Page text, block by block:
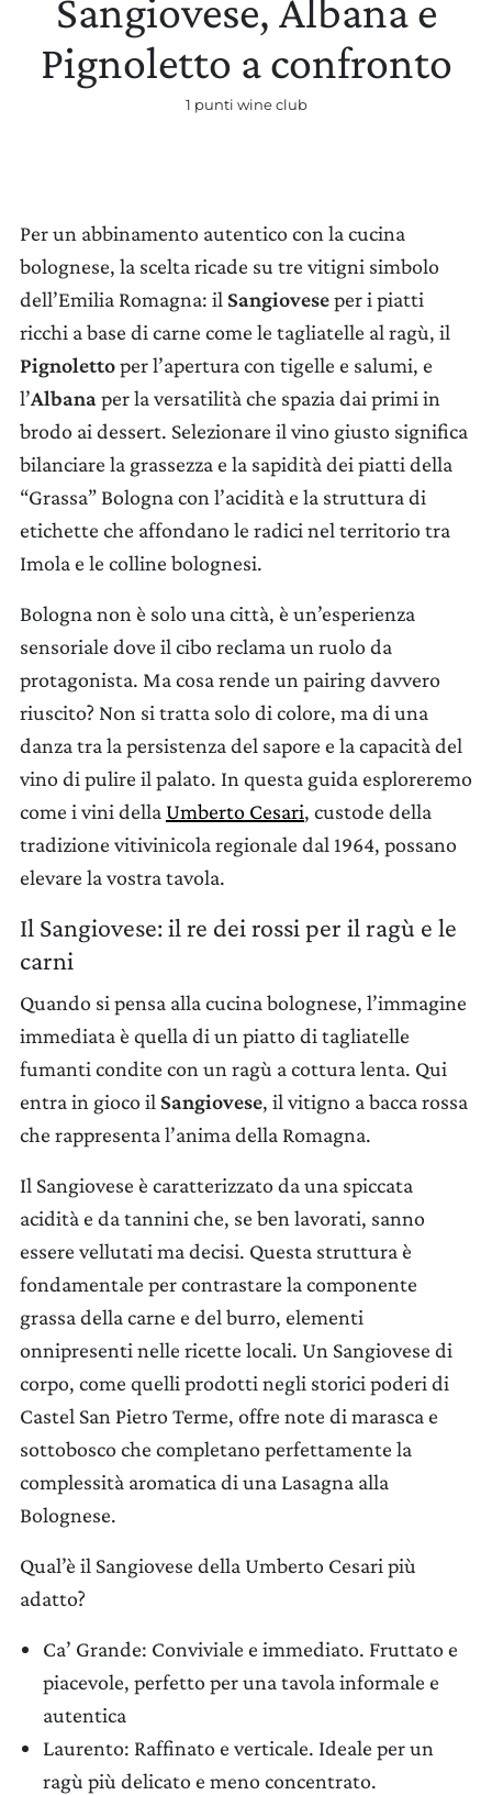
Sangiovese, Albana e
Pignoletto a confronto
1 punti wine club
Per un abbinamento autentico con la cucina
bolognese, la scelta ricade su tre vitigni simbolo
dell’Emilia Romagna: il Sangioveseper i piatti
ricchi a base di carne come le tagliatelle al ragù, il
Pignolettoper l’apertura con tigelle e salumi, e
l’Albanaper la versatilità che spazia dai primi in
brodo ai dessert. Selezionare il vino giusto significa
bilanciare la grassezza e la sapidità dei piatti della
“Grassa” Bologna con l’acidità e la struttura di
etichette che affondano le radici nel territorio tra
Imola e le colline bolognesi.
Bologna non è solo una città, è un’esperienza
sensoriale dove il cibo reclama un ruolo da
protagonista. Ma cosa rende un pairing davvero
riuscito? Non si tratta solo di colore, ma di una
danza tra la persistenza del sapore e la capacità del
vino di pulire il palato. In questa guida esploreremo
come i vini della Umberto Cesari, custode della
tradizione vitivinicola regionale dal 1964, possano
elevare la vostra tavola.
Il Sangiovese: il re dei rossi per il ragù e le
carni
Quando si pensa alla cucina bolognese, l’immagine
immediata è quella di un piatto di tagliatelle
fumanti condite con un ragù a cottura lenta. Qui
entra in gioco il Sangiovese, il vitigno a bacca rossa
che rappresenta l’anima della Romagna.
Il Sangiovese è caratterizzato da una spiccata
acidità e da tannini che, se ben lavorati, sanno
essere vellutati ma decisi. Questa struttura è
fondamentale per contrastare la componente
grassa della carne e del burro, elementi
onnipresenti nelle ricette locali. Un Sangiovese di
corpo, come quelli prodotti negli storici poderi di
Castel San Pietro Terme, offre note di marasca e
sottobosco che completano perfettamente la
complessità aromatica di una Lasagna alla
Bolognese.
Qual’è il Sangiovese della Umberto Cesari più
adatto?
Ca’ Grande: Conviviale e immediato. Fruttato e
piacevole, perfetto per una tavola informale e
autentica
Laurento: Raffinato e verticale. Ideale per un
ragù più delicato e meno concentrato.